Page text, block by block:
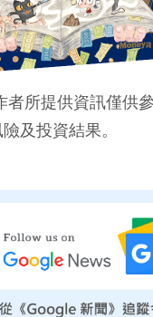
所提供資訊僅供
及投資結果。